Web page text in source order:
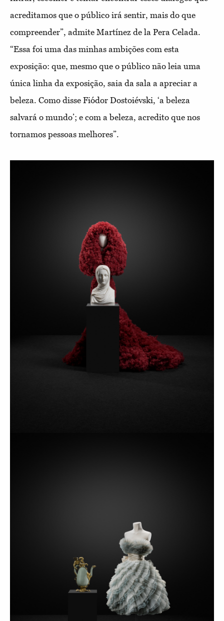
acreditamos que o público irá sentir, mais do que
compreender”, admite Martínez de la Pera Celada.
“Essa foi uma das minhas ambições com esta
exposição: que, mesmo que o público não leia uma
única linha da exposição, saia da sala a apreciar a
beleza. Como disse Fiódor Dostoiévski, ‘a beleza
salvará o mundo’; e com a beleza, acredito que nos
tornamos pessoas melhores”.